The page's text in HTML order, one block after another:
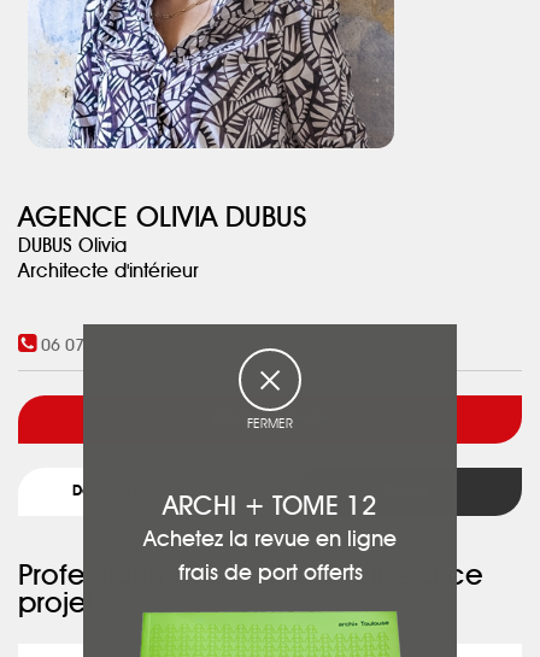
AGENCE OLIVIA DUBUS
DUBUS Olivia
Architecte d'intérieur
06 07 09 05 27
Voir l'architecte
Détail du projet
Professionnels ayant participé à ce
projet :
FERMER
ARCHI + TOME 12
Achetez la revue en ligne
frais de port offerts